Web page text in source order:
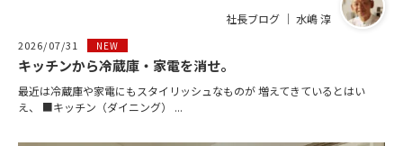
社長ブログ ｜ 水嶋 淳
2026/07/31 NEW
キッチンから冷蔵庫・家電を消せ。
最近は冷蔵庫や家電にもスタイリッシュなものが 増えてきているとはい
え、 ■キッチン（ダイニング） ...